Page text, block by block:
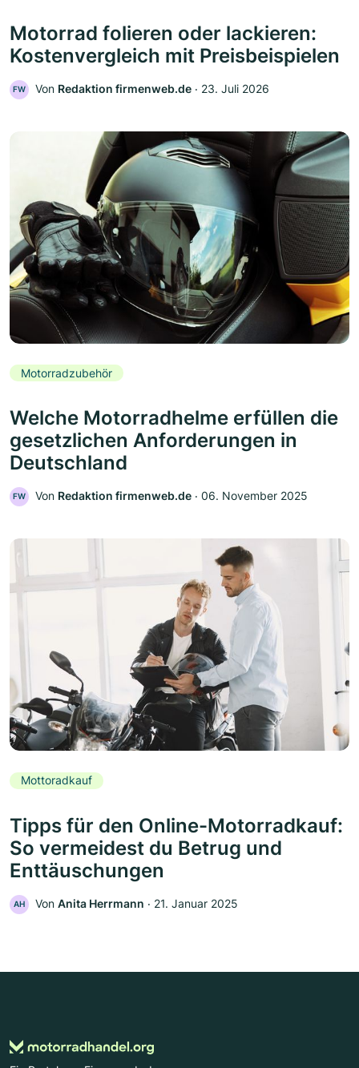
Motorrad folieren oder lackieren:
Kostenvergleich mit Preisbeispielen
FW Von Redaktion firmenweb.de ‧ 23. Juli 2026
Motorradzubehör
Welche Motorradhelme erfüllen die
gesetzlichen Anforderungen in
Deutschland
FW Von Redaktion firmenweb.de ‧ 06. November 2025
Mottoradkauf
Tipps für den Online-Motorradkauf:
So vermeidest du Betrug und
Enttäuschungen
AH Von Anita Herrmann ‧ 21. Januar 2025